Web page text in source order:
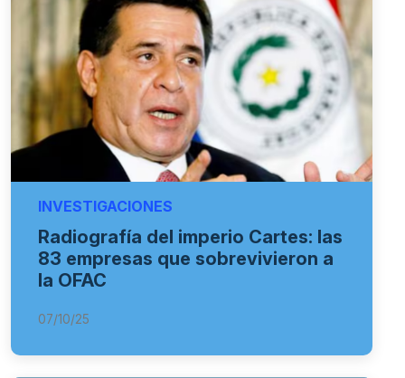
INVESTIGACIONES
Radiografía del imperio Cartes: las
83 empresas que sobrevivieron a
la OFAC
07/10/25